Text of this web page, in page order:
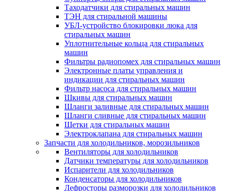
Таходатчики для стиральных машин
ТЭН для стиральной машины
УБЛ-устройство блокировки люка для
стиральных машин
Уплотнительные кольца для стиральных
машин
Фильтры радиопомех для стиральных машин
Электронные платы управления и
индикации для стиральных машин
Фильтр насоса для стиральных машин
Шкивы для стиральных машин
Шланги заливные для стиральных машин
Шланги сливные для стиральных машин
Щетки для стиральных машин
Электроклапана для стиральных машин
Запчасти для холодильников, морозильников
Вентиляторы для холодильников
Датчики температуры для холодильников
Испарители для холодильников
Конденсаторы для холодильников
Дефросторы разморозки для холодильников